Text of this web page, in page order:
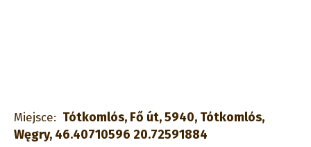
Miejsce: Tótkomlós, Fő út, 5940, Tótkomlós,
Węgry, 46.40710596 20.72591884